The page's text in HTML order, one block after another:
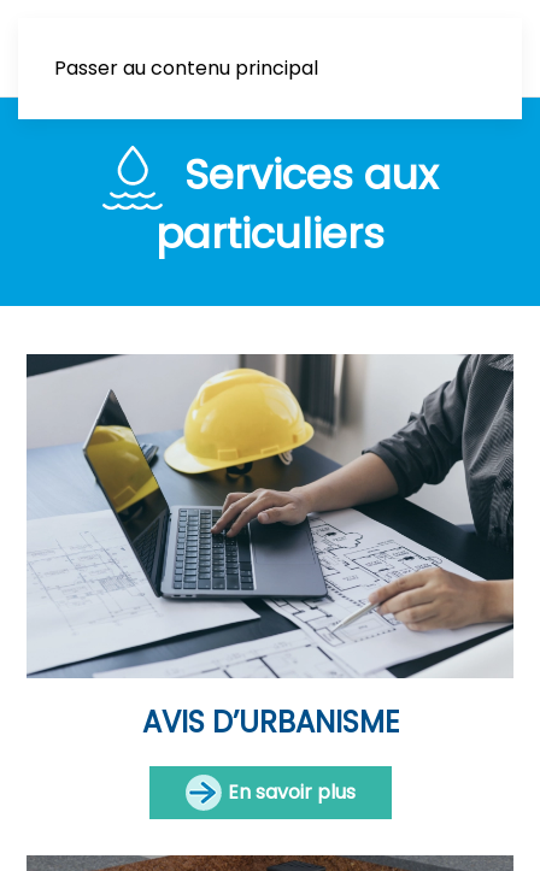
Passer au contenu principal
Services aux
particuliers
AVIS D’URBANISME
En savoir plus